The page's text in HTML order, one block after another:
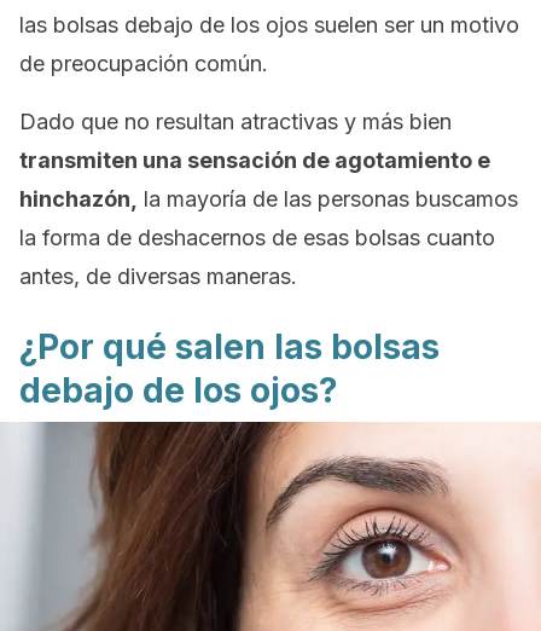
las bolsas debajo de los ojos suelen ser un motivo
de preocupación común.
Dado que no resultan atractivas y más bien
transmiten una sensación de agotamiento e
hinchazón,
la mayoría de las personas buscamos
la forma de deshacernos de esas bolsas cuanto
antes, de diversas maneras.
¿Por qué salen las bolsas
debajo de los ojos?